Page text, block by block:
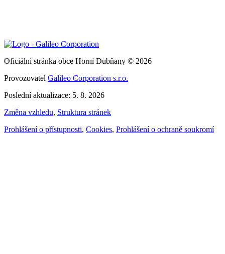
Oficiální stránka obce Horní Dubňany © 2026
Provozovatel Galileo Corporation s.r.o.
Poslední aktualizace: 5. 8. 2026
Změna vzhledu, Struktura stránek
Prohlášení o přístupnosti, Cookies, Prohlášení o ochraně soukromí